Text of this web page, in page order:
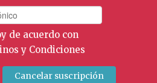
de acuerdo con
y Condiciones